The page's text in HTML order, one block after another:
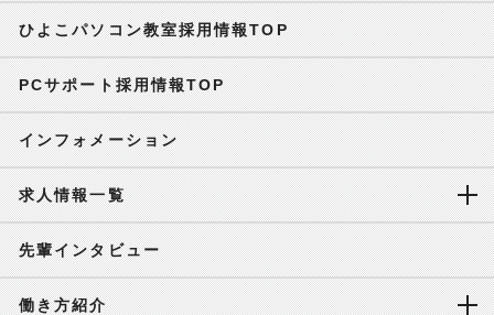
ひよこパソコン教室採用情報TOP
PCサポート採用情報TOP
インフォメーション
求人情報一覧
先輩インタビュー
働き方紹介